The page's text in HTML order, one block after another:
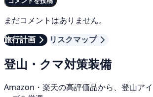
まだコメントはありません。
旅行計画
リスクマップ
登山・クマ対策装備
Amazon・楽天の高評価品から、登山ア